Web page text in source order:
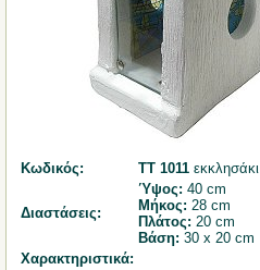
Κωδικός: ΤΤ 1011 εκκλησάκι
Διαστάσεις:
Ύψος: 40 cm
Μήκος: 28 cm
Πλάτος: 20 cm
Βάση: 30 x 20 cm
Χαρακτηριστικά: